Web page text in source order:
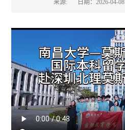
来源: 日期：2026-04-08